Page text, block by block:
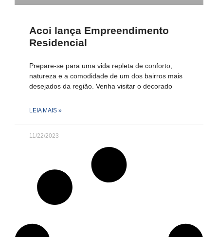
Acoi lança Empreendimento
Residencial
Prepare-se para uma vida repleta de conforto,
natureza e a comodidade de um dos bairros mais
desejados da região. Venha visitar o decorado
LEIA MAIS »
11/22/2023